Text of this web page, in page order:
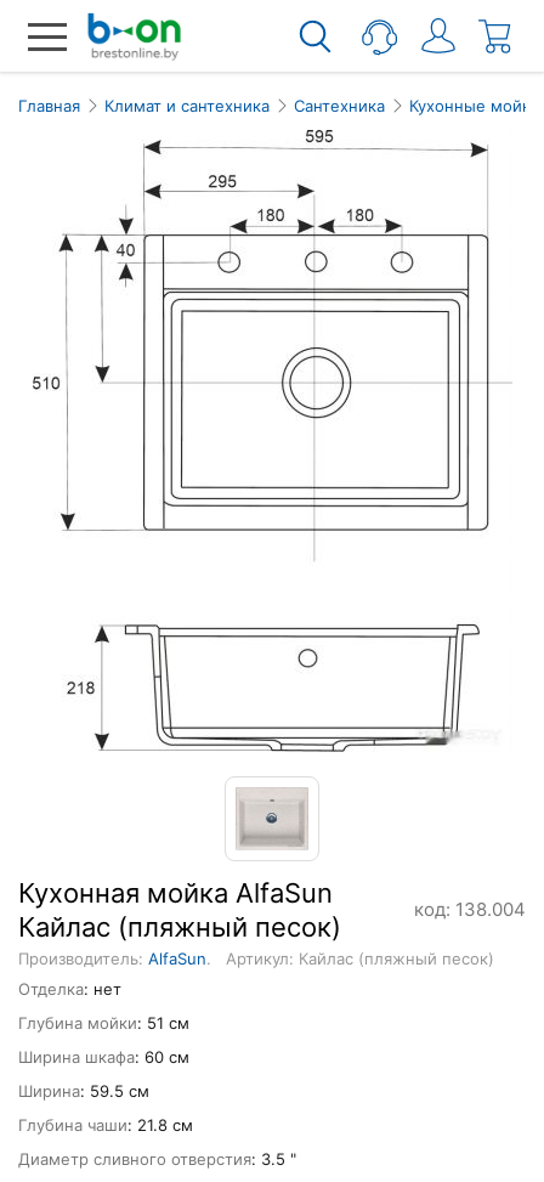
Главная Климат и сантехника Сантехника Кухонные мойки
Кухонная мойка AlfaSun
Кайлас (пляжный песок)
код: 138.004
Производитель: AlfaSun.
Артикул: Кайлас (пляжный песок)
Отделка: нет
Глубина мойки: 51 см
Ширина шкафа: 60 см
Ширина: 59.5 см
Глубина чаши: 21.8 см
Диаметр сливного отверстия: 3.5 "